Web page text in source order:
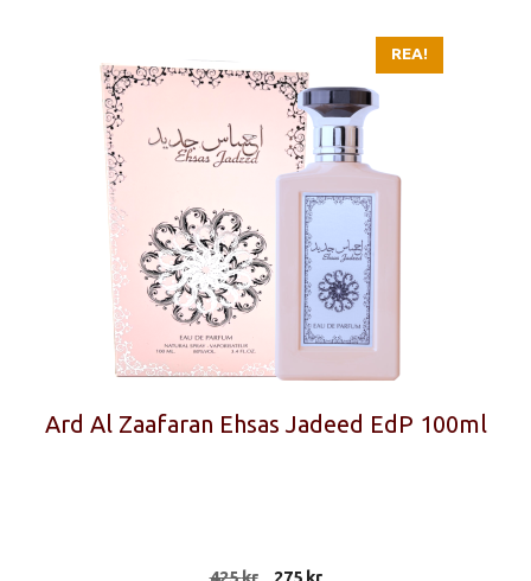
REA!
Ard Al Zaafaran Ehsas Jadeed EdP 100ml
425kr Det
275 krDet